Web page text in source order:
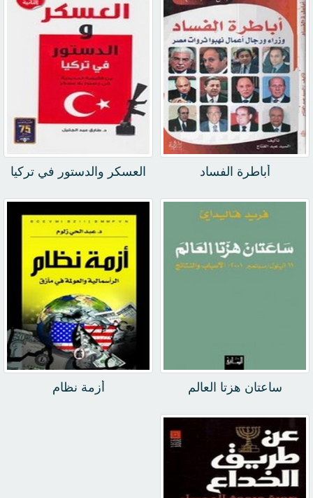
أباطرة الفساد العسكر والدستور في تركيا
ساعتان هزتا العالم أزمة نظام